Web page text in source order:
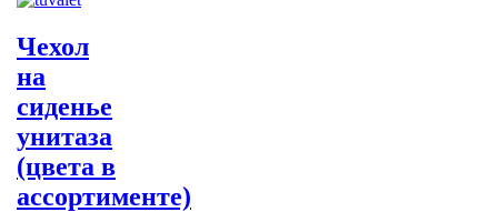
Чехол
на
сиденье
унитаза
(цвета в
ассортименте)